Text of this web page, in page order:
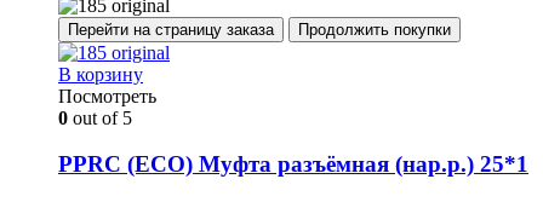
Перейти на страницу заказа Продолжить покупки
В корзину
Посмотреть
0 out of 5
PPRC (ECO) Муфта разъёмная (нар.р.) 25*1